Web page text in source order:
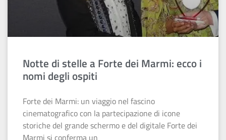
Notte di stelle a Forte dei Marmi: ecco i
nomi degli ospiti
Forte dei Marmi: un viaggio nel fascino
cinematografico con la partecipazione di icone
storiche del grande schermo e del digitale Forte dei